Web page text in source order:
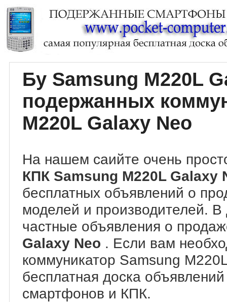
Бу Samsung M220L
подержанных
M220L Galaxy Neo
На нашем саийте очень
КПК Samsung M220L Galaxy
бесплатных объявлений о
моделей и производителей.
частные объявления о
Galaxy Neo . Если вам
коммуникатор Samsung
бесплатная доска
смартфонов и КПК.